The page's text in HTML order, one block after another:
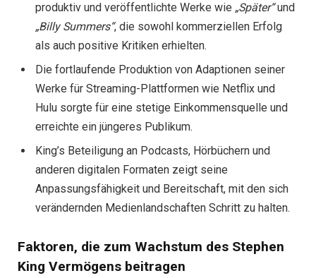
produktiv und veröffentlichte Werke wie „Später“und
„Billy Summers“, die sowohl kommerziellen Erfolg
als auch positive Kritiken erhielten.
Die fortlaufende Produktion von Adaptionen seiner
Werke für Streaming-Plattformen wie Netflix und
Hulu sorgte für eine stetige Einkommensquelle und
erreichte ein jüngeres Publikum.
King’s Beteiligung an Podcasts, Hörbüchern und
anderen digitalen Formaten zeigt seine
Anpassungsfähigkeit und Bereitschaft, mit den sich
verändernden Medienlandschaften Schritt zu halten.
Faktoren, die zum Wachstum des Stephen
King Vermögens beitragen